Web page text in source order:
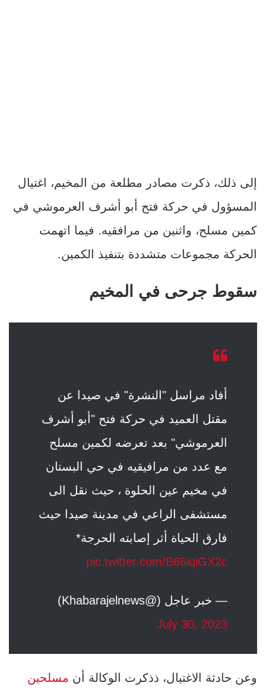
إلى ذلك، ذكرت مصادر مطلعة من المخيم، اغتيال
المسؤول في حركة فتح أبو أشرف العرموشي في
كمين مسلح، واثنين من مرافقيه. فيما اتهمت
الحركة مجموعات متشددة بتنفيذ الكمين.
سقوط جرحى في المخيم
أفاد مراسل "النشرة" في صيدا عن
مقتل العميد في حركة فتح "أبو أشرف
العرموشي" بعد تعرضه لكمين مسلح
مع عدد من مرافيقيه في حي البستان
في مخيم عين الحلوة ، حيث نقل الى
مستشفى الراعي في مدينة صيدا حيث
فارق الحياة أثر إصابته الحرجة*
pic.twitter.com/B66iqiGX2c
— خبر عاجل (@Khabarajelnews)
July 30, 2023
وعن حادثة الاغتيال، ذذكرت الوكالة أن مسلحين